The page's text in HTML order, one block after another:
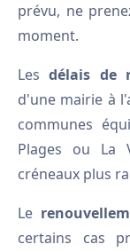
prévu, ne
moment.
Lesdélais de
d'une mairie à
communes
Plages ou La
créneaux plus
Le
certains cas